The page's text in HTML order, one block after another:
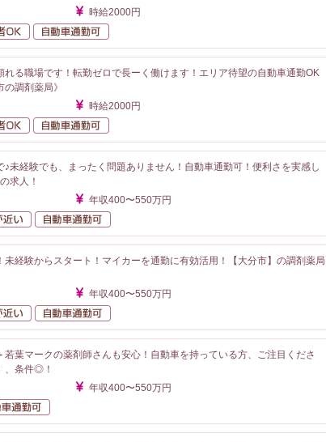
時給2000円
未経験者OK
れる職場です！転勤ゼロで長ーく働けます！エリア待望の自動車通勤OK
調剤薬局》
時給2000円
未経験者OK
♪未経験でも、まったく問題ありません！自動車通勤可！便利さを実感し
求人！
年収400〜550万円
OK
駅が近い
未経験からスタート！マイカーを通勤に有効活用！【大分市】の調剤薬局
年収400〜550万円
OK
駅が近い
若葉マークの薬剤師さんも安心！自動車を持っている方、ご注目くださ
、条件◎！
年収400〜550万円
者OK